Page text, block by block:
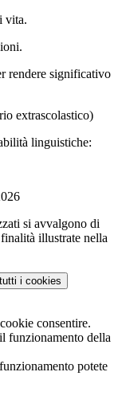
vita.
rendere significativo
extrascolastico)
linguistiche:
si avvalgono di
illustrate nella
i cookies
consentire.
funzionamento della
potete